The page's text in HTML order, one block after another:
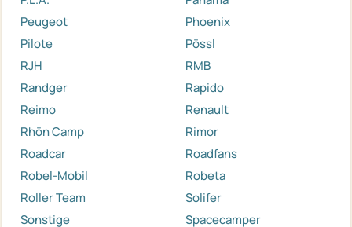
Peugeot
Phoenix
Pilote
Pössl
RJH
RMB
Randger
Rapido
Reimo
Renault
Rhön Camp
Rimor
Roadcar
Roadfans
Robel-Mobil
Robeta
Roller Team
Solifer
Sonstige
Spacecamper